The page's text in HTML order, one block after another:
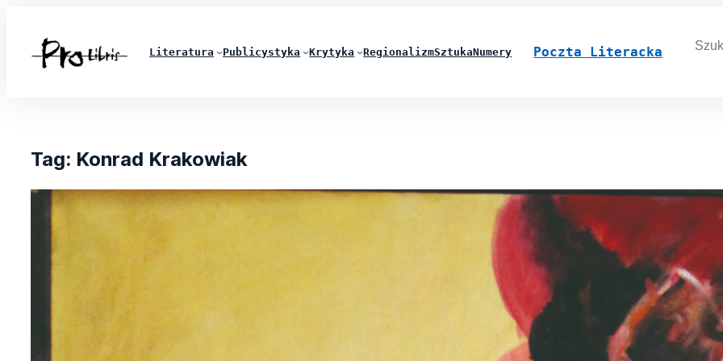
Literatura Publicystyka Krytyka RegionalizmSztukaNumery Poczta Literacka
for:
Tag: Konrad Krakowiak